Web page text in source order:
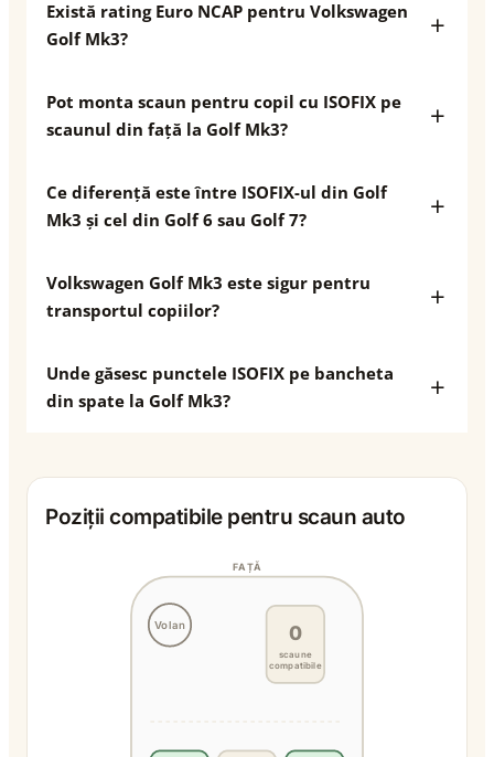
Există rating Euro NCAP pentru Volkswagen
Golf Mk3?
Pot monta scaun pentru copil cu ISOFIX pe
scaunul din față la Golf Mk3?
Ce diferență este între ISOFIX-ul din Golf
Mk3 și cel din Golf 6 sau Golf 7?
Volkswagen Golf Mk3 este sigur pentru
transportul copiilor?
Unde găsesc punctele ISOFIX pe bancheta
din spate la Golf Mk3?
Poziții compatibile pentru scaun auto
Volan
FAȚĂ
0
scaune
compatibile